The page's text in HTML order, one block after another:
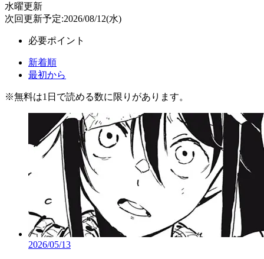
水曜更新
次回更新予定:2026/08/12(水)
必要ポイント
新着順
最初から
※無料は1日で読める数に限りがあります。
2026/05/13